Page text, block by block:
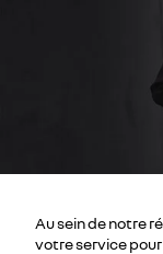
Au sein de notre
votre service